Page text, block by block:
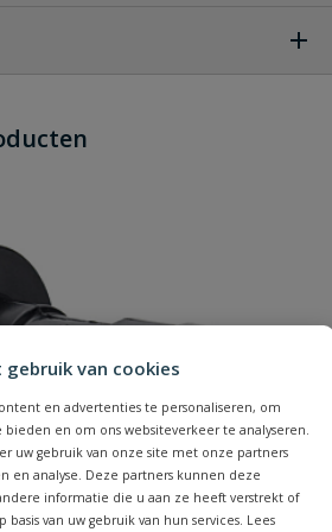
van cookies
en advertenties te personaliseren, om
en om ons websiteverkeer te analyseren.
uw gebruik van onze site met onze partners
en analyse. Deze partners kunnen deze
informatie die u aan ze heeft verstrekt of
van uw gebruik van hun services. Lees
beoordeling